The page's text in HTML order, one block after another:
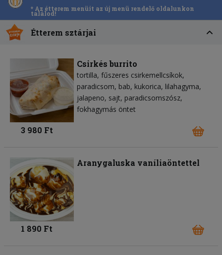
* Az étterem menüit az új menü rendelő oldalunkon
találod!
Étterem sztárjai
Csirkés burrito
tortilla fűszeres csirkemellcsíkok
paradicsom bab kukorica lilahagyma
jalapeno sajt paradicsomszósz
fokhagymás öntet
3 980 Ft
Aranygaluska vaníliaöntettel
1 890 Ft